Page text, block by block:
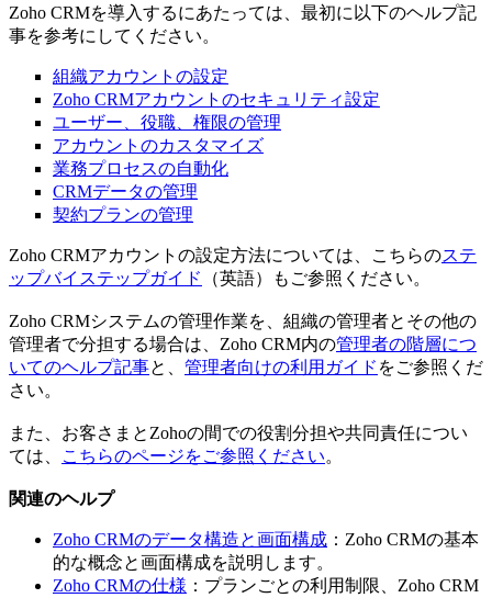
Zoho CRMを導入するにあたっては、最初に以下のヘルプ記
事を参考にしてください。
組織アカウントの設定
Zoho CRMアカウントのセキュリティ設定
ユーザー、役職、権限の管理
アカウントのカスタマイズ
業務プロセスの自動化
CRMデータの管理
契約プランの管理
Zoho CRMアカウントの設定方法については、こちらのステ
ップバイステップガイド
（英語）もご参照ください。
Zoho CRMシステムの管理作業を、組織の管理者とその他の
管理者で分担する場合は、Zoho CRM内の管理者の階層につ
いてのヘルプ記事と、 管理者向けの利用ガイド をご参照くだ
さい。
また、お客さまとZohoの間での役割分担や共同責任につい
ては、
こちらのページをご参照ください。
関連のヘルプ
Zoho CRMのデータ構造と画面構成 ：Zoho CRMの基本
的な概念と画面構成を説明します。
Zoho CRMの仕様 ：プランごとの利用制限、Zoho CRM